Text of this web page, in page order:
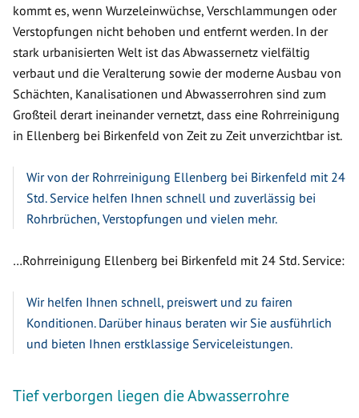
kommt es, wenn Wurzeleinwüchse, Verschlammungen oder
Verstopfungen nicht behoben und entfernt werden. In der
stark urbanisierten Welt ist das Abwassernetz vielfältig
verbaut und die Veralterung sowie der moderne Ausbau von
Schächten, Kanalisationen und Abwasserrohren sind zum
Großteil derart ineinander vernetzt, dass eine Rohrreinigung
in Ellenberg bei Birkenfeld von Zeit zu Zeit unverzichtbar ist.
Wir von der Rohrreinigung Ellenberg bei Birkenfeld mit 24
Std. Service helfen Ihnen schnell und zuverlässig bei
Rohrbrüchen, Verstopfungen und vielen mehr.
…Rohrreinigung Ellenberg bei Birkenfeld mit 24 Std. Service:
Wir helfen Ihnen schnell, preiswert und zu fairen
Konditionen. Darüber hinaus beraten wir Sie ausführlich
und bieten Ihnen erstklassige Serviceleistungen.
Tief verborgen liegen die Abwasserrohre